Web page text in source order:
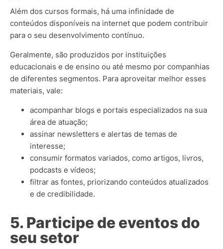
Além dos cursos formais, há uma infinidade de
conteúdos disponíveis na internet que podem contribuir
para o seu desenvolvimento contínuo.
Geralmente, são produzidos por instituições
educacionais e de ensino ou até mesmo por companhias
de diferentes segmentos. Para aproveitar melhor esses
materiais, vale:
acompanhar blogs e portais especializados na sua
área de atuação;
assinar newsletters e alertas de temas de
interesse;
consumir formatos variados, como artigos, livros,
podcasts e vídeos;
filtrar as fontes, priorizando conteúdos atualizados
e de credibilidade.
5. Participe de eventos do
seu setor